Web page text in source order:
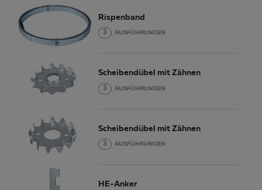
Rispenband
3 AUSFÜHRUNGEN
Scheibendübel mit Zähnen
3 AUSFÜHRUNGEN
Scheibendübel mit Zähnen
3 AUSFÜHRUNGEN
HE-Anker